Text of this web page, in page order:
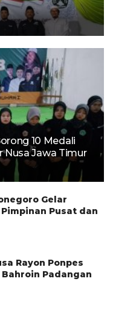
10 Medali
Nusa Jawa Timur
Gelar
Pusat dan
Rayon Ponpes
Padangan